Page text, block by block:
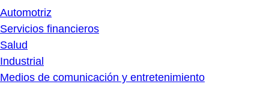
Automotriz
Servicios financieros
Salud
Industrial
Medios de comunicación y entretenimiento